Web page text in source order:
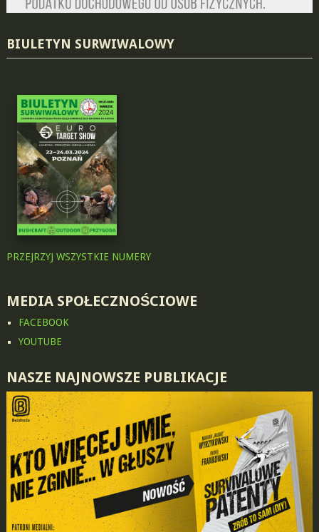
BIULETYN SURWIWALOWY
PRZEJRZYJ WSZYSTKIE NUMERY
MEDIA SPOŁECZNOŚCIOWE
FACEBOOK
YOUTUBE
NASZE NAJNOWSZE PUBLIKACJE